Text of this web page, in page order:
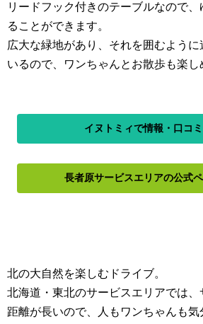
リードフック付きのテーブルなので
ることができます。
広大な緑地があり、それを囲むよう
いるので、ワンちゃんとお散歩も楽し
イヌトミィで情報・口コ
長者原サービスエリアの公式
北の大自然を楽しむドライブ。
北海道・東北のサービスエリアでは
距離が長いので、人もワンちゃんも